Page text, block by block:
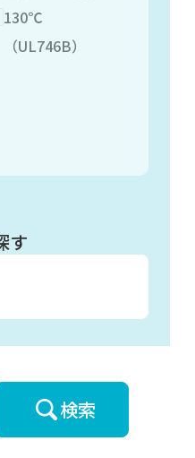
130℃
（UL746B）
す